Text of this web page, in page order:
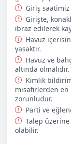
havuz başında
çıkarmak ve
Kuşadası’nın
yudumlayarak
zamanlarından
restoranlarda
deniz kenarında
yerel mutfağın
modern ve
ihtiyacımız olan
evimizde gibi
harikaydı; hem
ulaşabiliyorduk.
herkese
Giriş saatimiz
Girişte,
ibraz edilerek
Havuz
yasaktır.
Havuz ve
altında olmalıdır.
Kimlik
misafirlerden en
zorunludur.
Parti ve
Talep üzerine
olabilir.